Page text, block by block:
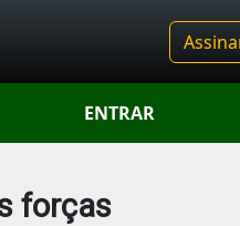
ENTRAR
forças